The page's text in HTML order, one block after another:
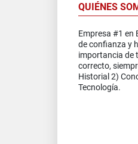
QUIÉNES
Empresa #1 en
de confianza y
importancia de
correcto,
Historial 2)
Tecnología.